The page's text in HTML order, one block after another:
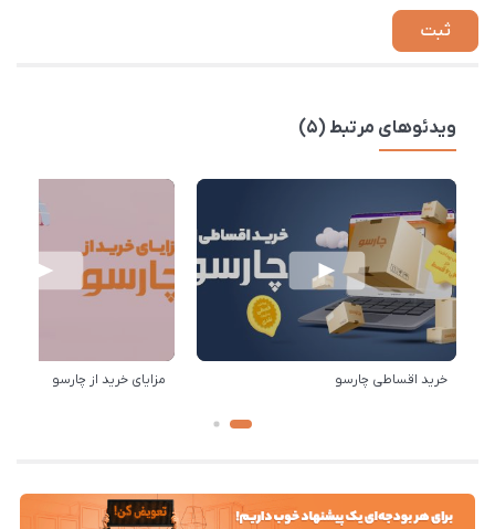
ویدئوهای مرتبط (5)
خرید اقساطی چارسو مزایای خرید از چارسو